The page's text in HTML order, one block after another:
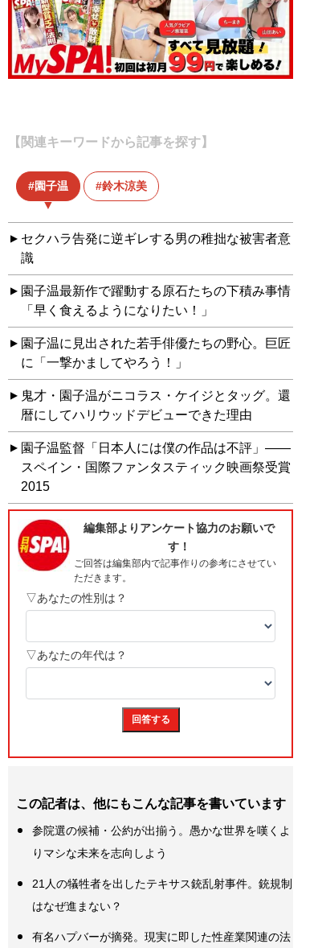
【関連キーワードから記事を探す】
園子温 鈴木涼美
セクハラ告発に逆ギレする男の稚拙な被害者意
識
園子温最新作で躍動する原石たちの下積み事情
「早く食えるようになりたい！」
園子温に見出された若手俳優たちの野心。巨匠
に「一撃かましてやろう！」
鬼才・園子温がニコラス・ケイジとタッグ。還
暦にしてハリウッドデビューできた理由
園子温監督「日本人には僕の作品は不評」――
スペイン・国際ファンタスティック映画祭受賞
2015
この記者は、他にもこんな記事を書いています
参院選の候補・公約が出揃う。愚かな世界を嘆くよ
りマシな未来を志向しよう
21人の犠牲者を出したテキサス銃乱射事件。銃規制
はなぜ進まない？
有名ハプバーが摘発。現実に即した性産業関連の法